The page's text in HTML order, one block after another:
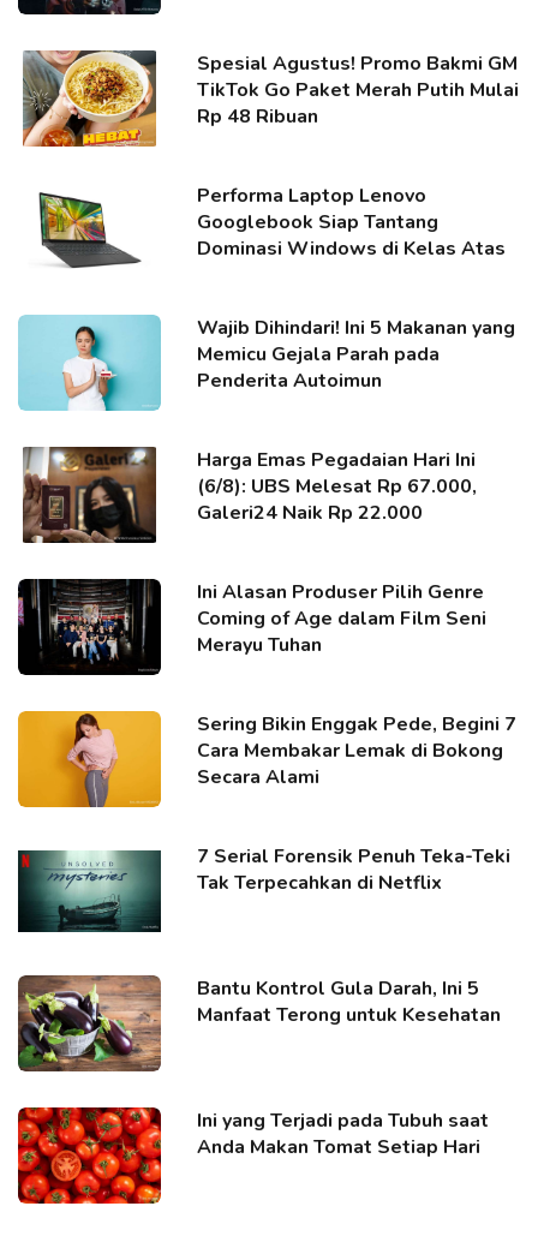
Spesial Agustus! Promo Bakmi GM
TikTok Go Paket Merah Putih Mulai
Rp 48 Ribuan
Performa Laptop Lenovo
Googlebook Siap Tantang
Dominasi Windows di Kelas Atas
Wajib Dihindari! Ini 5 Makanan yang
Memicu Gejala Parah pada
Penderita Autoimun
Harga Emas Pegadaian Hari Ini
(6/8): UBS Melesat Rp 67.000,
Galeri24 Naik Rp 22.000
Ini Alasan Produser Pilih Genre
Coming of Age dalam Film Seni
Merayu Tuhan
Sering Bikin Enggak Pede, Begini 7
Cara Membakar Lemak di Bokong
Secara Alami
7 Serial Forensik Penuh Teka-Teki
Tak Terpecahkan di Netflix
Bantu Kontrol Gula Darah, Ini 5
Manfaat Terong untuk Kesehatan
Ini yang Terjadi pada Tubuh saat
Anda Makan Tomat Setiap Hari